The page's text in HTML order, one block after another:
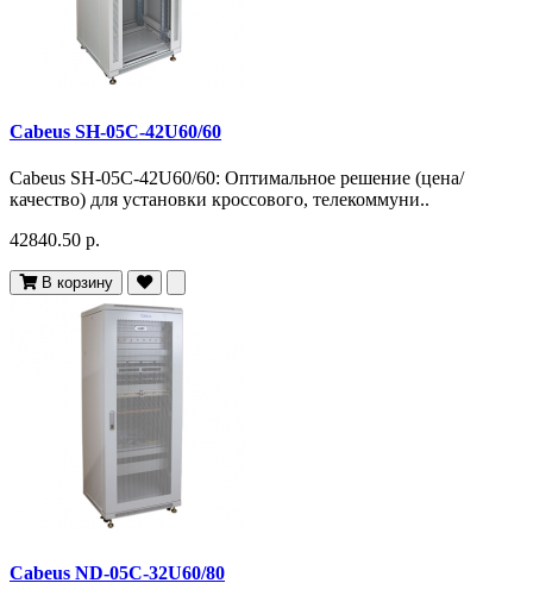
Cabeus SH-05C-42U60/60
Cabeus SH-05C-42U60/60: Оптимальное решение (цена/
качество) для установки кроссового, телекоммуни..
42840.50 р.
В корзину
Cabeus ND-05C-32U60/80